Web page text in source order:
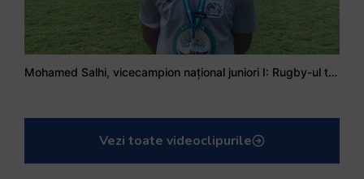
Mohamed Salhi, vicecampion național juniori I: Rugby-ul te învață să accepți și înfrângerile
Vezi toate videoclipurile